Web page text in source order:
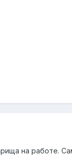
на работе.